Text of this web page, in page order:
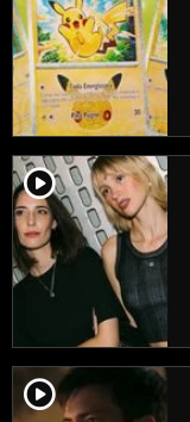
player2
player2